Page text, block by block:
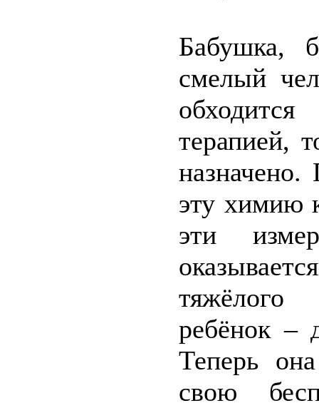
Бабушка,
смелый
терапией,
эту химию
эти
тяжёлого
ребёнок –
Теперь
свою